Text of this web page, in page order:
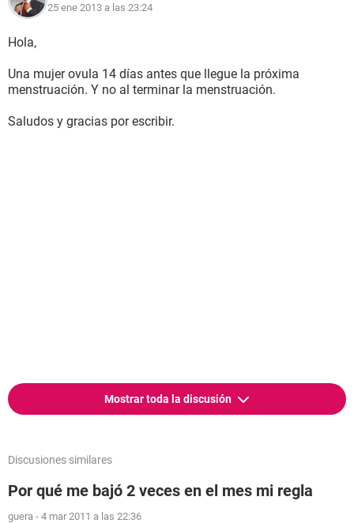
25 ene 2013 a las 23:24
Hola,
Una mujer ovula 14 días antes que llegue la próxima
menstruación. Y no al terminar la menstruación.
Saludos y gracias por escribir.
Mostrar toda la discusión
Discusiones similares
Por qué me bajó 2 veces en el mes mi regla
guera - 4 mar 2011 a las 22:36